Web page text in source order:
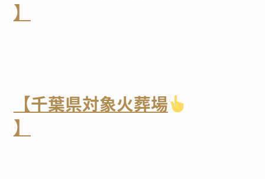
】
【千葉県対象火葬場
】